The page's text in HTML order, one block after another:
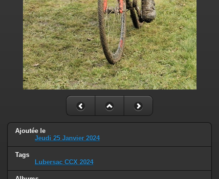
Ajoutée le
Jeudi 25 Janvier 2024
Tags
Lubersac CCX 2024